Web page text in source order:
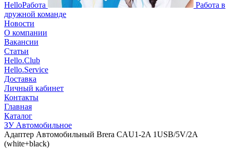
HelloРабота
Работа в
дружной команде
Новости
О компании
Вакансии
Статьи
Hello.Club
Hello.Service
Доставка
Личный кабинет
Контакты
Главная
Каталог
ЗУ Автомобильное
Адаптер Автомобильный Brera CAU1-2A 1USB/5V/2A
(white+black)